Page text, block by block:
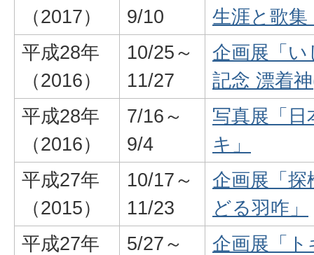
（2017）
9/10
生涯と歌集
平成28年
（2016）
10/25～
11/27
企画展「
記念 漂着
平成28年
（2016）
7/16～
9/4
写真展「
キ」
平成27年
（2015）
10/17～
11/23
企画展「探
どる羽咋」
平成27年
5/27～
企画展「